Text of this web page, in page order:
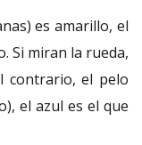
es amarillo, el
Si miran la rueda,
contrario, el pelo
el azul es el que